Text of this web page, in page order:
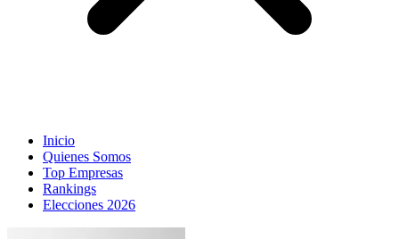
Inicio
Quienes Somos
Top Empresas
Rankings
Elecciones 2026